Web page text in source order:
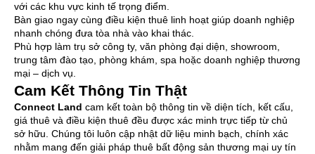
với các khu vực kinh tế trọng điểm.
Bàn giao ngay cùng điều kiện thuê linh hoạt giúp doanh nghiệp
nhanh chóng đưa tòa nhà vào khai thác.
Phù hợp làm trụ sở công ty, văn phòng đại diện, showroom,
trung tâm đào tạo, phòng khám, spa hoặc doanh nghiệp thương
mại – dịch vụ.
Cam Kết Thông Tin Thật
Connect Land cam kết toàn bộ thông tin về diện tích, kết cấu,
giá thuê và điều kiện thuê đều được xác minh trực tiếp từ chủ
sở hữu. Chúng tôi luôn cập nhật dữ liệu minh bạch, chính xác
nhằm mang đến giải pháp thuê bất động sản thương mại uy tín